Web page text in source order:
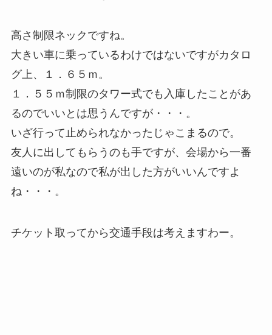
高さ制限ネックですね。
大きい車に乗っているわけではないですがカタロ
グ上、１．６５ｍ。
１．５５ｍ制限のタワー式でも入庫したことがあ
るのでいいとは思うんですが・・・。
いざ行って止められなかったじゃこまるので。
友人に出してもらうのも手ですが、会場から一番
遠いのが私なので私が出した方がいいんですよ
ね・・・。
チケット取ってから交通手段は考えますわー。